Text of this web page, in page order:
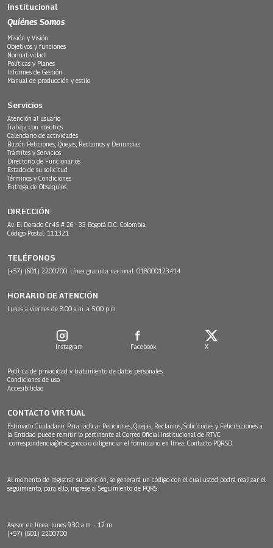
Institucional
Quiénes Somos
Misión y Visión
Objetivos y funciones
Normatividad
Políticas y Planes
Informes de Gestión
Manual de producción y estilo
Servicios
Atención al usuario
Trabaja con nosotros
Calendario de actividades
Buzón Peticiones, Quejas, Reclamos y Denuncias
Trámites y Servicios
Directorio de Funcionarios
Estado de su solicitud
Términos y Condiciones
Entrega de Obsequios
DIRECCIÓN
Av. El Dorado Cr.45 # 26 - 33 Bogotá D.C. Colombia.
Código Postal: 111321
TELÉFONOS
(+57) (601) 2200700. Línea gratuita nacional: 018000123414
HORARIO DE ATENCIÓN
Lunes a viernes de 8:00 a.m. a 5:00 p.m.
Instagram Facebook X
Política de privacidad y tratamiento de datos personales
Condiciones de uso
Accesibilidad
CONTACTO VIRTUAL
Estimado Ciudadano: Para radicar Peticiones, Quejas, Reclamos, Solicitudes y Felicitaciones a
la Entidad puede remitir lo pertinente al Correo Oficial Institucional de RTVC
correspondencia@rtvc.gov.co o diligenciar el formulario en línea: Contacto PQRSD.
Al momento de registrar su petición, se generará un código con el cual usted podrá realizar el
seguimiento, para ello, ingrese a: Seguimiento de PQRS
Asesor en línea: lunes 9:30 a.m. - 12 m
(+57) (601) 2200700